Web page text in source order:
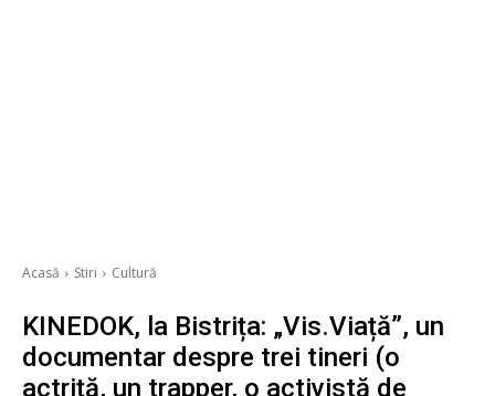
Acasă Stiri Cultură
KINEDOK, la Bistrița: „Vis.Viață”, un
documentar despre trei tineri (o
actriță, un trapper, o activistă de